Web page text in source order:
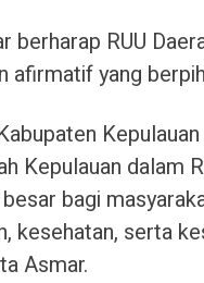
berharap RUU
afirmatif yang
Kepulauan dalam
bagi
kesehatan, serta
Asmar.